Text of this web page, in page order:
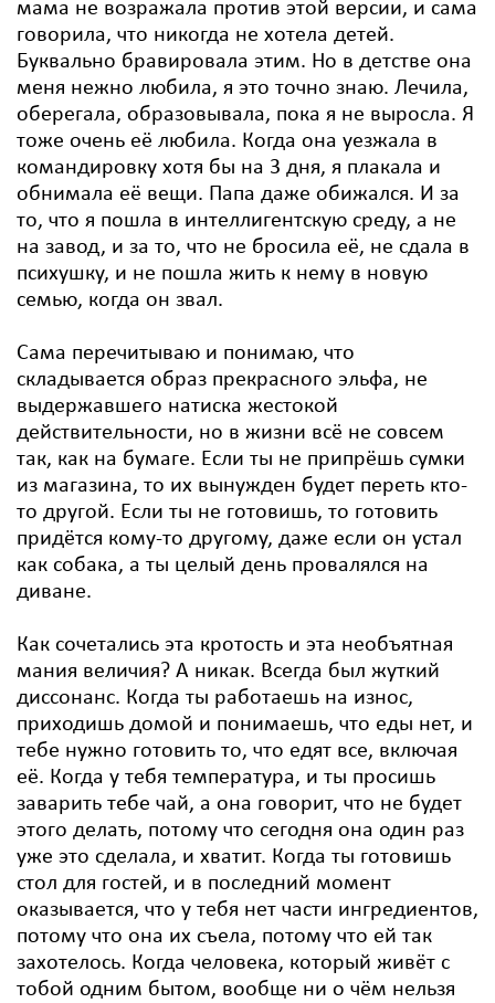
мама не возражала против этой версии, и сама
говорила, что никогда не хотела детей.
Буквально бравировала этим. Но в детстве она
меня нежно любила, я это точно знаю. Лечила,
оберегала, образовывала, пока я не выросла. Я
тоже очень её любила. Когда она уезжала в
командировку хотя бы на 3 дня, я плакала и
обнимала её вещи. Папа даже обижался. И за
то, что я пошла в интеллигентскую среду, а не
на завод, и за то, что не бросила её, не сдала в
психушку, и не пошла жить к нему в новую
семью, когда он звал.
Сама перечитываю и понимаю, что
складывается образ прекрасного эльфа, не
выдержавшего натиска жестокой
действительности, но в жизни всё не совсем
так, как на бумаге. Если ты не припрёшь сумки
из магазина, то их вынужден будет переть кто-
то другой. Если ты не готовишь, то готовить
придётся кому-то другому, даже если он устал
как собака, а ты целый день провалялся на
диване.
Как сочетались эта кротость и эта необъятная
мания величия? А никак. Всегда был жуткий
диссонанс. Когда ты работаешь на износ,
приходишь домой и понимаешь, что еды нет, и
тебе нужно готовить то, что едят все, включая
её. Когда у тебя температура, и ты просишь
заварить тебе чай, а она говорит, что не будет
этого делать, потому что сегодня она один раз
уже это сделала, и хватит. Когда ты готовишь
стол для гостей, и в последний момент
оказывается, что у тебя нет части ингредиентов,
потому что она их съела, потому что ей так
захотелось. Когда человека, который живёт с
тобой одним бытом, вообще ни о чём нельзя